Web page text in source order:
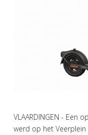
VLAARDINGEN - Een
werd op het